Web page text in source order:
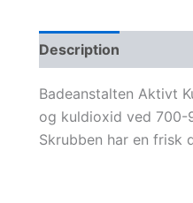
Description
Badeanstalten Aktivt
og kuldioxid ved 700-
Skrubben har en